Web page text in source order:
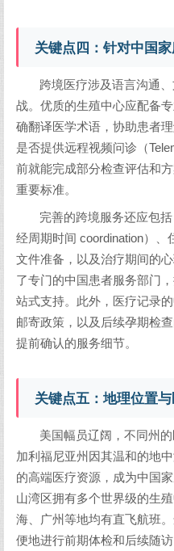
关键点四：针对中国
跨境医疗涉及语言沟通
战。优质的生殖中心应配备
确翻译医学术语，协助患者
是否提供远程视频问诊（
前就能完成部分检查评估和
重要标准。
完善的跨境服务还应包
经周期时间 coordination）、
文件准备，以及治疗期间的
了专门的中国患者服务部门
站式支持。此外，医疗记录
邮寄政策，以及后续孕期检
提前确认的服务细节。
关键点五：地理位置
美国幅员辽阔，不同州
加利福尼亚州因其温和的地
的高端医疗资源，成为中国
山湾区拥有多个世界级的生
海、广州等地均有直飞航班
便地进行前期体检和后续随